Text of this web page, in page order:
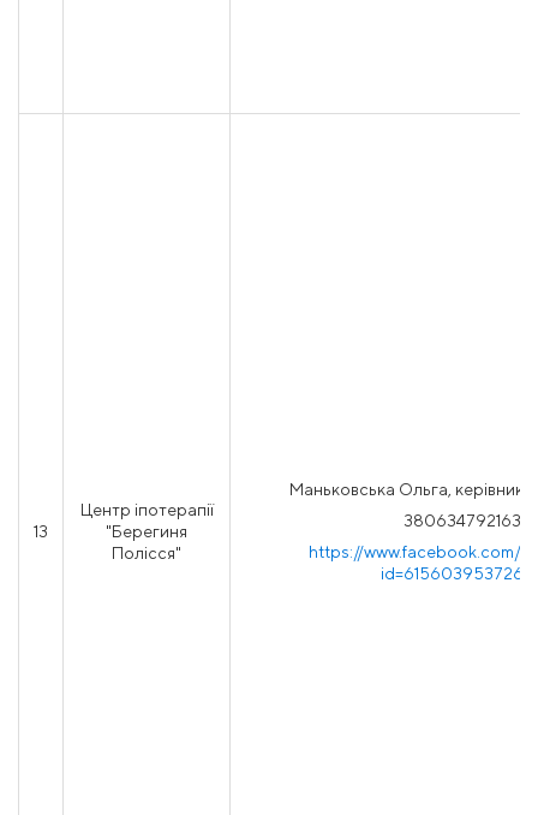
13
Центр іпотерапії
"Берегиня
Полісся"
Маньковська Ольга,
380634792163
https://www.facebook.com/